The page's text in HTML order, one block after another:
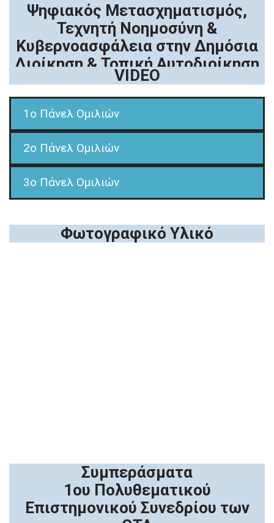
Ψηφιακός Μετασχηματισμός,
Τεχνητή Νοημοσύνη &
Κυβερνοασφάλεια στην Δημόσια
Διοίκηση & Τοπική Αυτοδιοίκηση
VIDEO
1o Πάνελ Ομιλιών
2o Πάνελ Ομιλιών
3o Πάνελ Ομιλιών
Φωτογραφικό Υλικό
Συμπεράσματα
1ου Πολυθεματικού
Επιστημονικού Συνεδρίου των